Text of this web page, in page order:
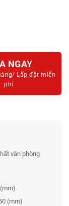
Venus 1.8m VGD01
NGAY
Lắp đặt miễn
phí
văn phòng
(mm)